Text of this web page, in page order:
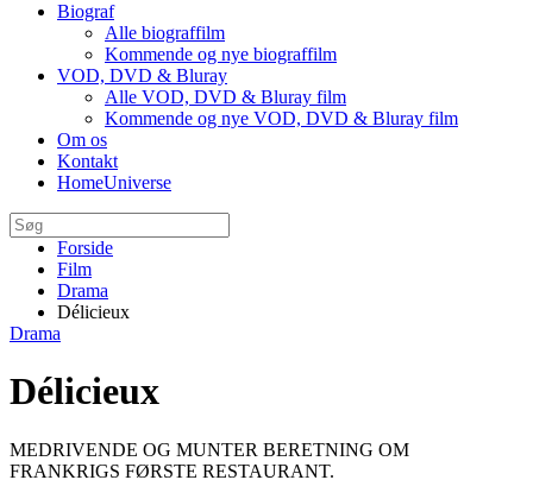
Biograf
Alle biograffilm
Kommende og nye biograffilm
VOD, DVD & Bluray
Alle VOD, DVD & Bluray film
Kommende og nye VOD, DVD & Bluray film
Om os
Kontakt
HomeUniverse
Forside
Film
Drama
Délicieux
Drama
Délicieux
MEDRIVENDE OG MUNTER BERETNING OM
FRANKRIGS FØRSTE RESTAURANT.